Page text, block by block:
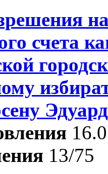
счета
13/75